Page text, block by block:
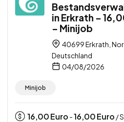
in Erkrath –
– Minijob
40699 Erkrath,
Deutschland
04/08/2026
Minijob
16,00Euro -16,00Euro /